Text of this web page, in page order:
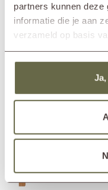
partners kunnen deze
informatie die je aan
verzameld op basis
Plan je bezoek